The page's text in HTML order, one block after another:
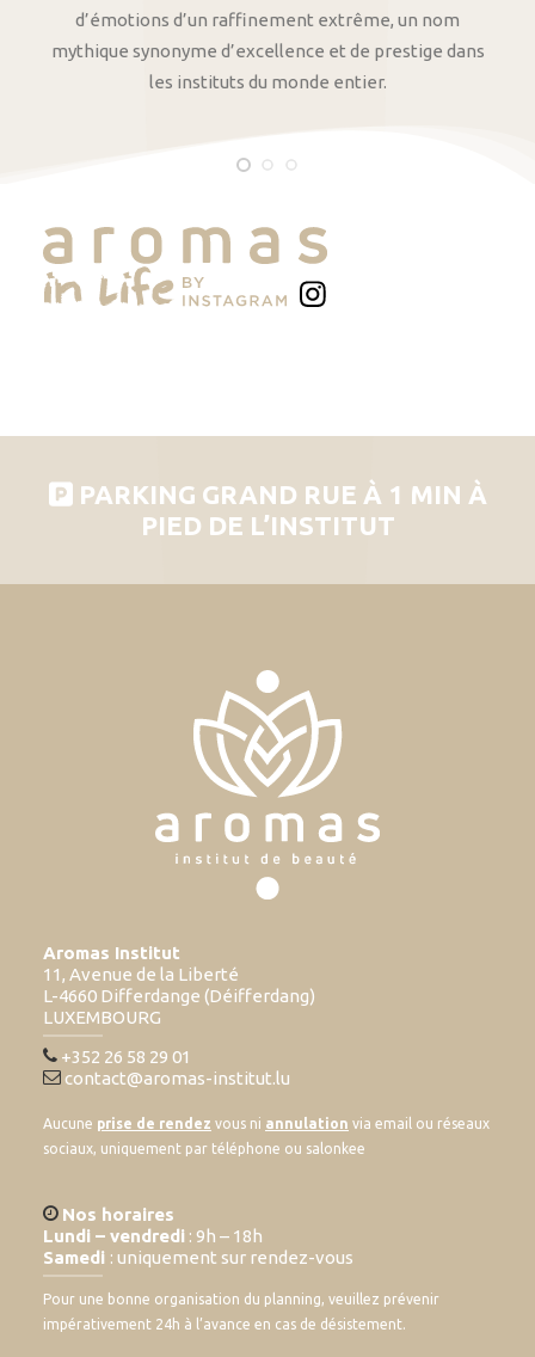
d’émotions d’un raffinement extrême, un nom
mythique synonyme d’excellence et de prestige dans
les instituts du monde entier.
PARKING GRAND RUE À 1 MIN À
PIED DE L’INSTITUT
Aromas Institut
11, Avenue de la Liberté
L-4660 Differdange (Déifferdang)
LUXEMBOURG
+352 26 58 29 01
contact@aromas-institut.lu
Aucune prise de rendez vous ni annulation via email ou réseaux
sociaux, uniquement par téléphone ou salonkee
Nos horaires
Lundi – vendredi : 9h – 18h
Samedi : uniquement sur rendez-vous
Pour une bonne organisation du planning, veuillez prévenir
impérativement 24h à l’avance en cas de désistement.